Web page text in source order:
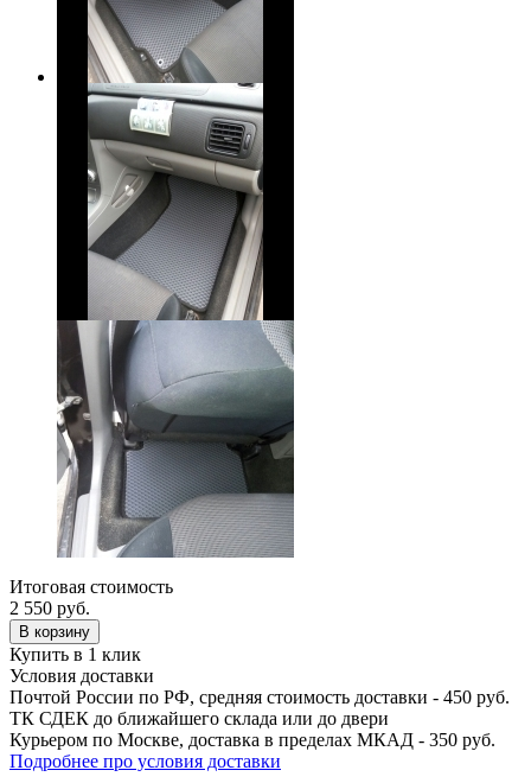
Итоговая стоимость
2 550 руб.
В корзину
Купить в 1 клик
Условия доставки
Почтой России по РФ, средняя стоимость доставки - 450 руб.
ТК СДЕК до ближайшего склада или до двери
Курьером по Москве, доставка в пределах МКАД - 350 руб.
Подробнее про условия доставки